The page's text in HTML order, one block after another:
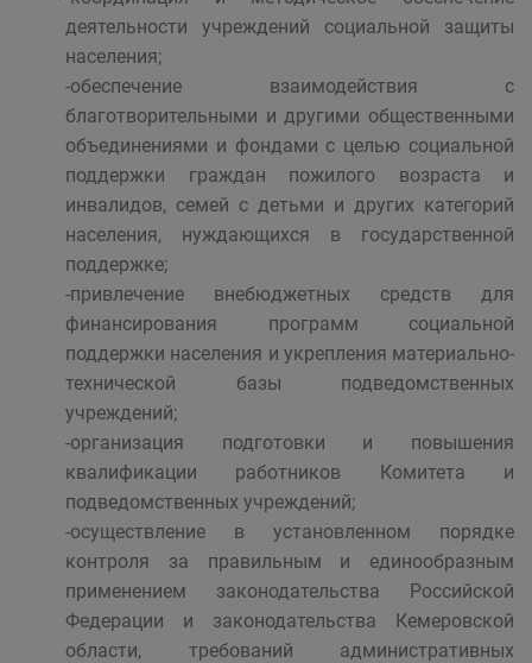
деятельности учреждений социальной защиты
населения;
-обеспечение взаимодействия с
благотворительными и другими общественными
объединениями и фондами с целью социальной
поддержки граждан пожилого возраста и
инвалидов, семей с детьми и других категорий
населения, нуждающихся в государственной
поддержке;
-привлечение внебюджетных средств для
финансирования программ социальной
поддержки населения и укрепления материально-
технической базы подведомственных
учреждений;
-организация подготовки и повышения
квалификации работников Комитета и
подведомственных учреждений;
-осуществление в установленном порядке
контроля за правильным и единообразным
применением законодательства Российской
Федерации и законодательства Кемеровской
области, требований административных